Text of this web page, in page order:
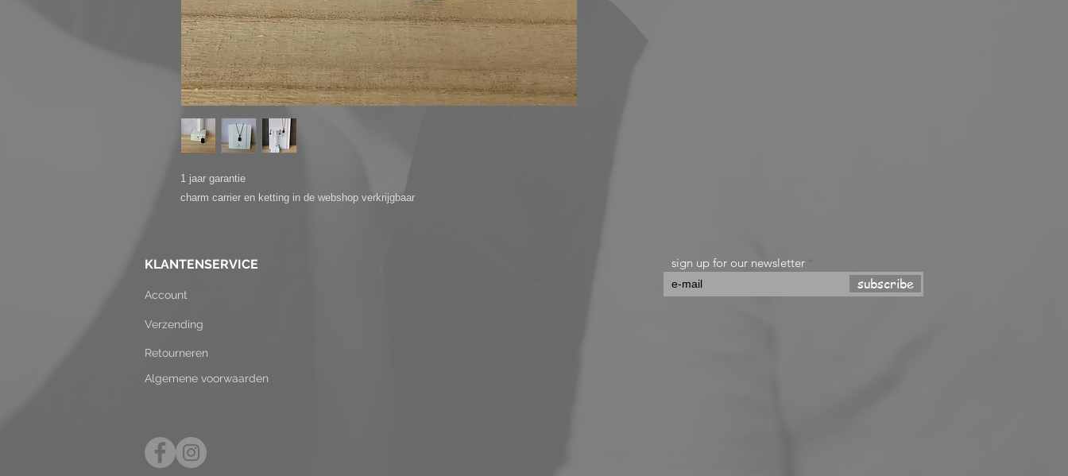
1 jaar garantie
charm carrier en ketting in de webshop verkrijgbaar
KLANTENSERVICE
Account
Verzending
Retourneren
sign up for our newsletter
subscribe
Algemene voorwaarden